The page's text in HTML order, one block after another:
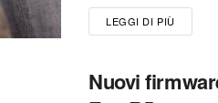
LEGGI DI PIÙ
Nuovi